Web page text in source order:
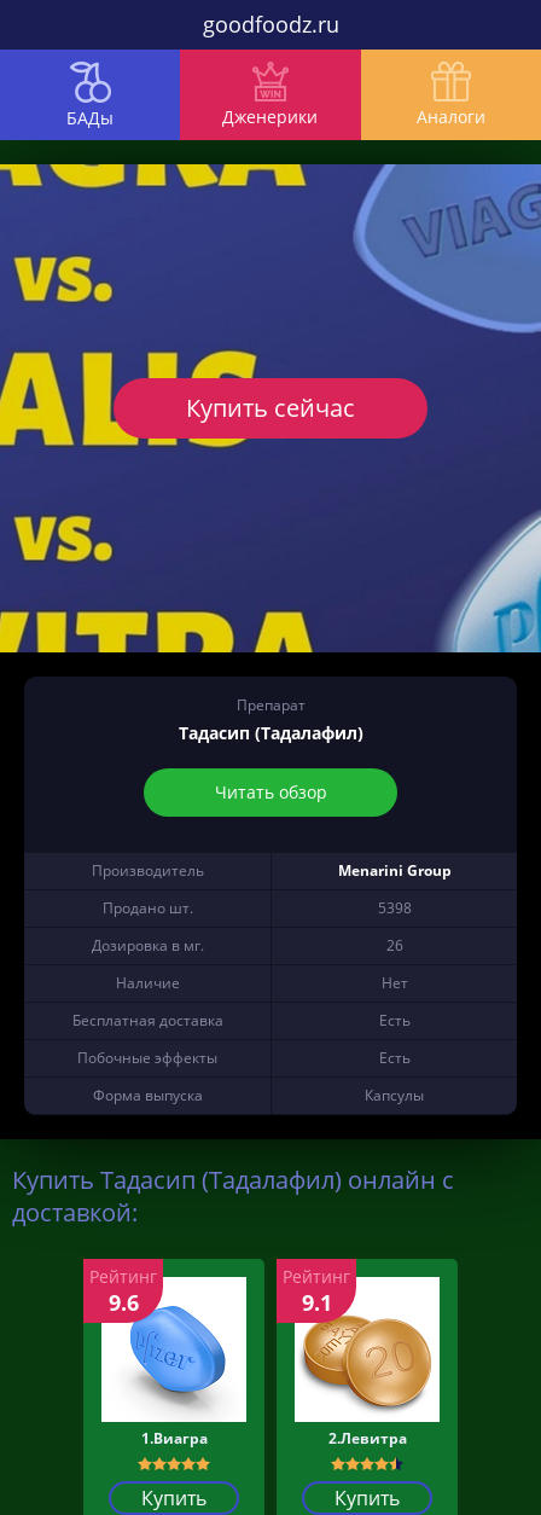
goodfoodz.ru
БАДы Дженерики Аналоги
Препарат
Тадасип (Тадалафил)
Читать обзор
Производитель
Menarini Group
Продано шт.
5398
Дозировка в мг.
26
Наличие
Нет
Бесплатная доставка
Есть
Побочные эффекты
Есть
Форма выпуска
Капсулы
Купить сейчас
Купить Тадасип (Тадалафил) онлайн с
доставкой:
1.Виагра
Купить
Рейтинг
9.6
2.Левитра
Купить
Рейтинг
9.1